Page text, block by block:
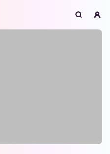
ondersteund